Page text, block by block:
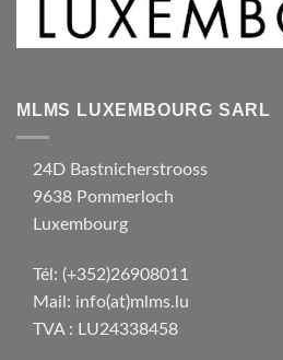
MLMS LUXEMBOURG SARL
24D Bastnicherstrooss
9638 Pommerloch
Luxembourg
Tél: (+352)26908011
Mail: info(at)mlms.lu
TVA : LU24338458